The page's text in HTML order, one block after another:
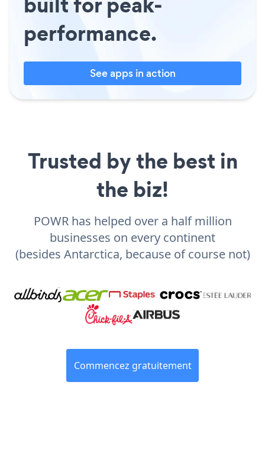
performance.
See apps in action
Trusted by the best in
the biz!
POWR has helped over a half million
businesses on every continent
(besides Antarctica, because of course not)
Commencez gratuitement